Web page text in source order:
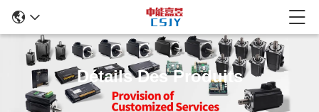
Détails Des Produits